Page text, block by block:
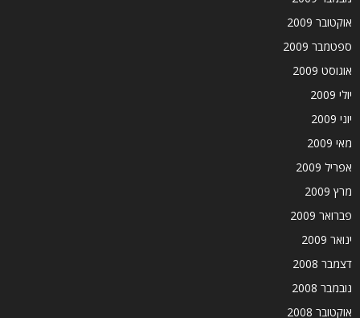
אוקטובר 2009
ספטמבר 2009
אוגוסט 2009
יולי 2009
יוני 2009
מאי 2009
אפריל 2009
מרץ 2009
פברואר 2009
ינואר 2009
דצמבר 2008
נובמבר 2008
אוקטובר 2008